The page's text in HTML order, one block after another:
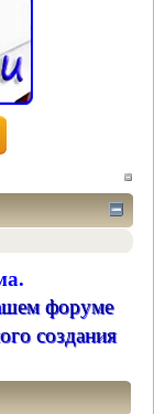
форуме
создания